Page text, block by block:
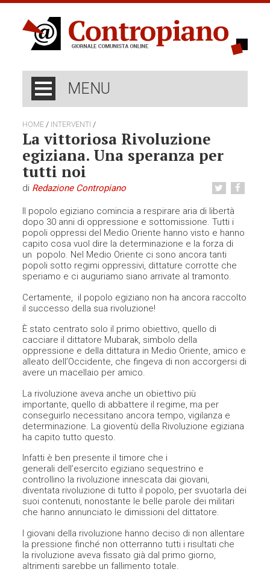
MENU
HOME / INTERVENTI /
La vittoriosa Rivoluzione
egiziana. Una speranza per
tutti noi
di Redazione Contropiano
Il popolo egiziano comincia a respirare aria di libertà
dopo 30 anni di oppressione e sottomissione. Tutti i
popoli oppressi del Medio Oriente hanno visto e hanno
capito cosa vuol dire la determinazione e la forza di
un popolo. Nel Medio Oriente ci sono ancora tanti
popoli sotto regimi oppressivi, dittature corrotte che
speriamo e ci auguriamo siano arrivate al tramonto.
Certamente, il popolo egiziano non ha ancora raccolto
il successo della sua rivoluzione!
È stato centrato solo il primo obiettivo, quello di
cacciare il dittatore Mubarak, simbolo della
oppressione e della dittatura in Medio Oriente, amico e
alleato dell’Occidente, che fingeva di non accorgersi di
avere un macellaio per amico.
La rivoluzione aveva anche un obiettivo più
importante, quello di abbattere il regime, ma per
conseguirlo necessitano ancora tempo, vigilanza e
determinazione. La gioventù della Rivoluzione egiziana
ha capito tutto questo.
Infatti è ben presente il timore che i
generali dell’esercito egiziano sequestrino e
controllino la rivoluzione innescata dai giovani,
diventata rivoluzione di tutto il popolo, per svuotarla dei
suoi contenuti, nonostante le belle parole dei militari
che hanno annunciato le dimissioni del dittatore.
I giovani della rivoluzione hanno deciso di non allentare
la pressione finché non otterranno tutti i risultati che
la rivoluzione aveva fissato già dal primo giorno,
altrimenti sarebbe un fallimento totale.